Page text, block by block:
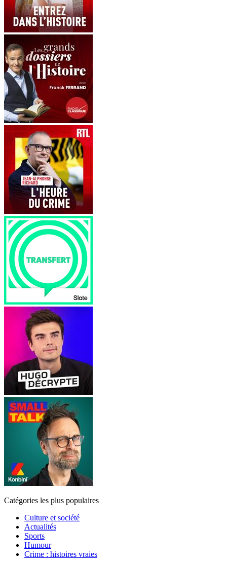
Catégories les plus populaires
Culture et société
Actualités
Sports
Humour
Crime : histoires vraies